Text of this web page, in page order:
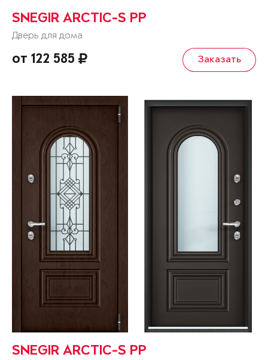
SNEGIR ARCTIC-S PP
Дверь для дома
от 122 585 Заказать
SNEGIR ARCTIC-S PP